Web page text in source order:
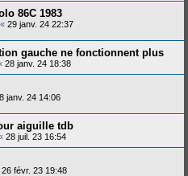
86C 1983
« 29 janv. 24 22:37
gauche ne fonctionnent plus
28 janv. 24 18:38
janv. 24 14:06
aiguille tdb
28 juil. 23 16:54
26 févr. 23 19:48